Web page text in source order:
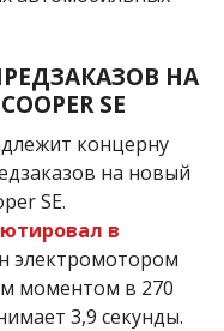
НА
SE
концерну
на новый
SE.
в
электромотором
моментом в 270
3,9 секунды.